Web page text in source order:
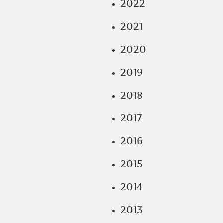
2022
2021
2020
2019
2018
2017
2016
2015
2014
2013